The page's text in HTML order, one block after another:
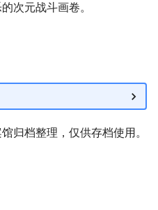
次元战斗画卷。
归档整理，仅供存档使用。